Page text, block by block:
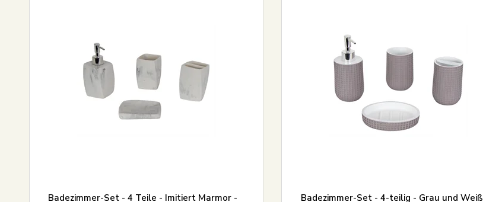
Badezimmer-Set - 4 Teile - Imitiert Marmor - Badezimmer-Set - 4-teilig - Grau und Weiß